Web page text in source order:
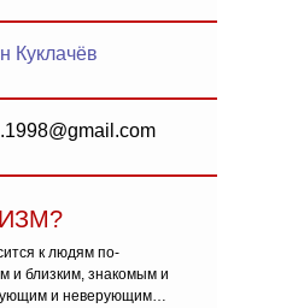
Куклачёв
к людям по-
и близким, знакомым и
и неверующим…